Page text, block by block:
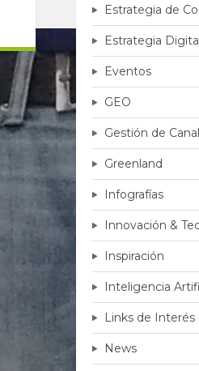
Estrategia de
Estrategia
Eventos
GEO
Gestión de
Greenland
Infografías
Innovación &
Inspiración
Inteligencia
Links de Interés
News